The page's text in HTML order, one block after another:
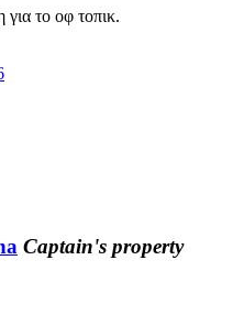
το οφ τοπικ.
Captain's property